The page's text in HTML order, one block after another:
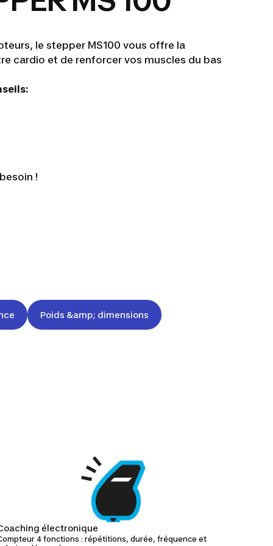
le stepper MS100 vous offre la
cardio et de renforcer vos muscles du bas
!
Poids &amp; dimensions
électronique
4 fonctions : répétitions, durée, fréquence et